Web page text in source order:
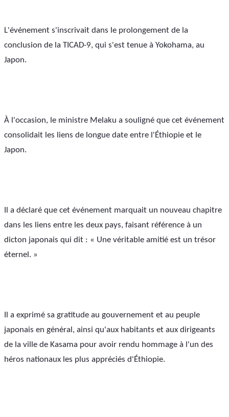
L'événement s'inscrivait dans le prolongement de la
conclusion de la TICAD-9, qui s'est tenue à Yokohama, au
Japon.
À l'occasion, le ministre Melaku a souligné que cet événement
consolidait les liens de longue date entre l'Éthiopie et le
Japon.
Il a déclaré que cet événement marquait un nouveau chapitre
dans les liens entre les deux pays, faisant référence à un
dicton japonais qui dit : « Une véritable amitié est un trésor
éternel. »
Il a exprimé sa gratitude au gouvernement et au peuple
japonais en général, ainsi qu'aux habitants et aux dirigeants
de la ville de Kasama pour avoir rendu hommage à l'un des
héros nationaux les plus appréciés d'Éthiopie.